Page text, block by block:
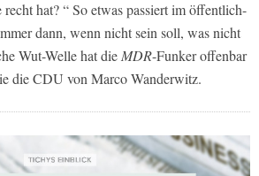
recht hat? “ So etwas passiert im öffentlich-
dann, wenn nicht sein soll, was nicht
Wut-Welle hat die MDR-Funker offenbar
die CDU von Marco Wanderwitz.